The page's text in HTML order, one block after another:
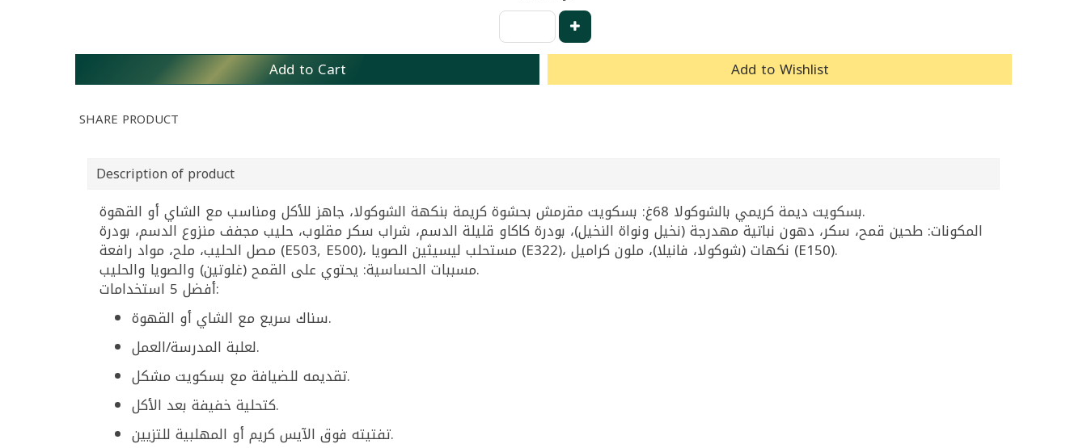
Add to Cart Add to Wishlist
SHARE PRODUCT
Description of product
بسكويت ديمة كريمي بالشوكولا 68غ: بسكويت مقرمش بحشوة كريمة بنكهة الشوكولا، جاهز للأكل ومناسب مع الشاي أو القهوة.
المكونات: طحين قمح، سكر، دهون نباتية مهدرجة (نخيل ونواة النخيل)، بودرة كاكاو قليلة الدسم، شراب سكر مقلوب، حليب مجفف منزوع الدسم، بودرة
مصل الحليب، ملح، مواد رافعة (E503, E500)، مستحلب ليسيثين الصويا (E322)، نكهات (شوكولا، فانيلا)، ملون كراميل (E150).
مسببات الحساسية: يحتوي على القمح (غلوتين) والصويا والحليب.
أفضل 5 استخدامات:
سناك سريع مع الشاي أو القهوة.
لعلبة المدرسة/العمل.
تقديمه للضيافة مع بسكويت مشكل.
كتحلية خفيفة بعد الأكل.
تفتيته فوق الآيس كريم أو المهلبية للتزيين.